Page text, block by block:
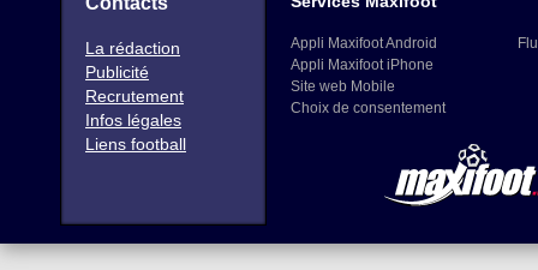
La rédaction
Publicité
Recrutement
Infos légales
Liens football
Appli Maxifoot Android
Appli Maxifoot iPhone
Site web Mobile
Choix de consentement